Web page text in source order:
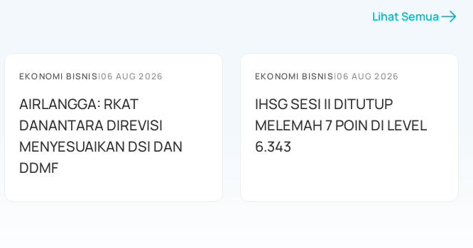
Lihat Semua
EKONOMI BISNIS|06 AUG 2026
AIRLANGGA: RKAT
DANANTARA DIREVISI
MENYESUAIKAN DSI DAN
DDMF
EKONOMI BISNIS|06 AUG 2026
IHSG SESI II DITUTUP
MELEMAH 7 POIN DI LEVEL
6.343